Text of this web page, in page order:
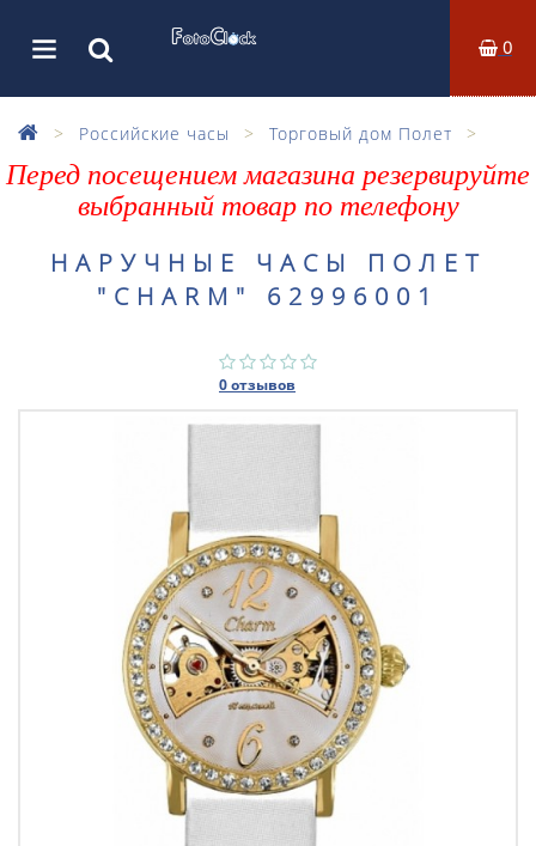
0
Российские часы Торговый дом Полет
Перед посещением магазина резервируйте
выбранный товар по телефону
НАРУЧНЫЕ ЧАСЫ ПОЛЕТ
"CHARM" 62996001
0 отзывов